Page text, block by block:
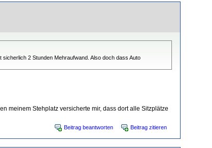
2 Stunden Mehraufwand. Also doch dass Auto
meinem Stehplatz versicherte mir, dass dort alle Sitzplätze
Beitrag beantworten Beitrag zitieren